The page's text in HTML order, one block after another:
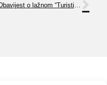
Obavijest o lažnom “Turističkom Registru” i pozivu na plaćanje!!!